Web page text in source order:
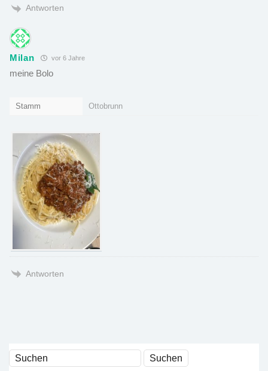
Antworten
Milan vor 6 Jahre
meine Bolo
Stamm Ottobrunn
Antworten